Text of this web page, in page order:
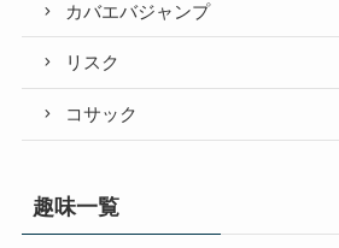
カバエバジャンプ
リスク
コサック
趣味一覧